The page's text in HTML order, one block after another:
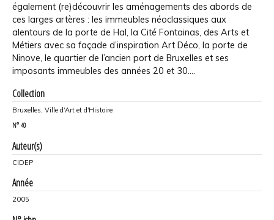
également (re)découvrir les aménagements des abords de
ces larges artères : les immeubles néoclassiques aux
alentours de la porte de Hal, la Cité Fontainas, des Arts et
Métiers avec sa façade d’inspiration Art Déco, la porte de
Ninove, le quartier de l’ancien port de Bruxelles et ses
imposants immeubles des années 20 et 30….
Collection
Bruxelles, Ville d'Art et d'Histoire
N° 40
Auteur(s)
CIDEP
Année
2005